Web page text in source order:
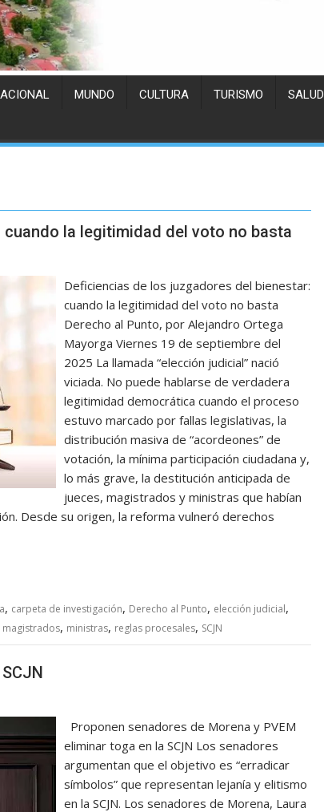
MUNDO CULTURA TURISMO SALUD
la legitimidad del voto no basta
Deficiencias de los juzgadores del bienestar:
cuando la legitimidad del voto no basta
Derecho al Punto, por Alejandro Ortega
Mayorga Viernes 19 de septiembre del
2025 La llamada “elección judicial” nació
viciada. No puede hablarse de verdadera
legitimidad democrática cuando el proceso
estuvo marcado por fallas legislativas, la
distribución masiva de “acordeones” de
votación, la mínima participación ciudadana y,
lo más grave, la destitución anticipada de
jueces, magistrados y ministras que habían
Desde su origen, la reforma vulneró derechos
, carpeta de investigación, Derecho al Punto, elección judicial,
magistrados, ministras, reglas procesales, SCJN
Proponen senadores de Morena y PVEM
eliminar toga en la SCJN Los senadores
argumentan que el objetivo es “erradicar
símbolos” que representan lejanía y elitismo
en la SCJN. Los senadores de Morena, Laura